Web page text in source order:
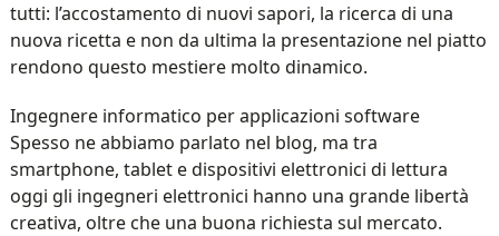
tutti: l’accostamento di nuovi sapori, la ricerca di una
nuova ricetta e non da ultima la presentazione nel piatto
rendono questo mestiere molto dinamico.
Ingegnere informatico per applicazioni software
Spesso ne abbiamo parlato nel blog, ma tra
smartphone, tablet e dispositivi elettronici di lettura
oggi gli ingegneri elettronici hanno una grande libertà
creativa, oltre che una buona richiesta sul mercato.